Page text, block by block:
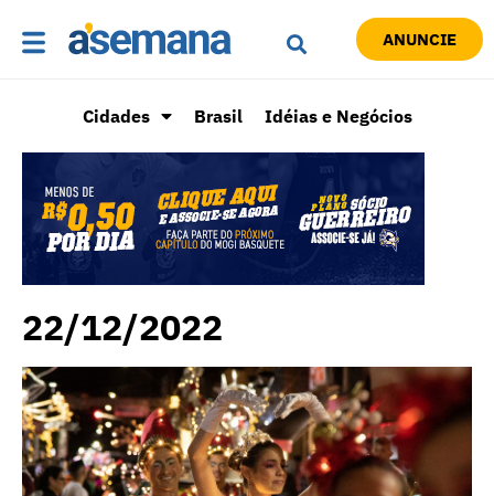
ANUNCIE
Cidades Brasil Idéias e Negócios
22/12/2022